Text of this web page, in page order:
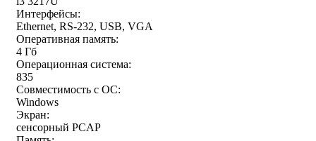
Интерфейсы:
Ethernet, RS-232, USB, VGA
Оперативная память:
4 Гб
Операционная система:
835
Совместимость с ОС:
Windows
Экран:
сенсорный PCAP